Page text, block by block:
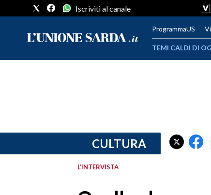
PROVINCIA DI CAGLIARI
Iscriviti al canale
ProgrammaUS
TEMI CALDI DI
CULTURA
L’INTERVISTA